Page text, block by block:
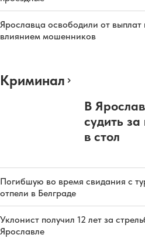
Ярославца освободили от выплат
влиянием мошенников
Криминал
В
судить
в стол
Погибшую во время свидания с
отпели в Белграде
Уклонист получил 12 лет за
Ярославле